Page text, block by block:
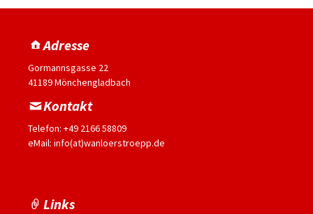
Adresse
Gormannsgasse 22
41189 Mönchengladbach
Kontakt
Telefon: +49 2166 58809
eMail: info(at)wanloerstroepp.de
Links